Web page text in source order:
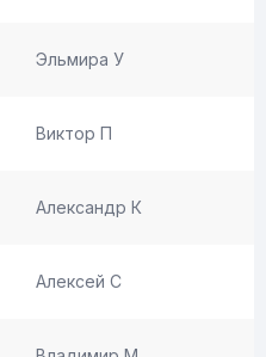
Эльмира У
Виктор П
Александр К
Алексей С